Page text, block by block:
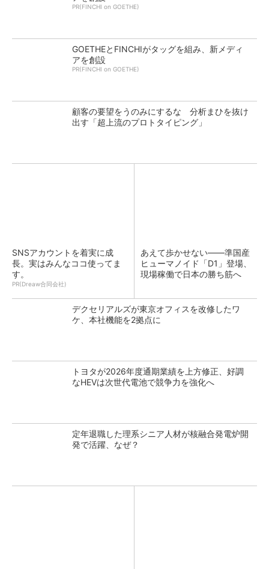
PR(FINCHI on GOETHE)
GOETHEとFINCHIがタッグを組み、新メディ
アを創設
PR(FINCHI on GOETHE)
顧客の要望をうのみにするな 分析まひを抜け
出す「超上流のプロトタイピング」
SNSアカウントを着実に成
長。実はみんなココ使ってま
す。
PR(Dreaw合同会社)
あえて歩かせない――準国産
ヒューマノイド「D1」登場、
現場稼働で日本の勝ち筋へ
デクセリアルズが東京オフィスを改修したワ
ケ、本社機能を2拠点に
トヨタが2026年度通期業績を上方修正、好調
なHEVは次世代電池で競争力を強化へ
定年退職した理系シニア人材が核融合発電炉開
発で活躍、なぜ？